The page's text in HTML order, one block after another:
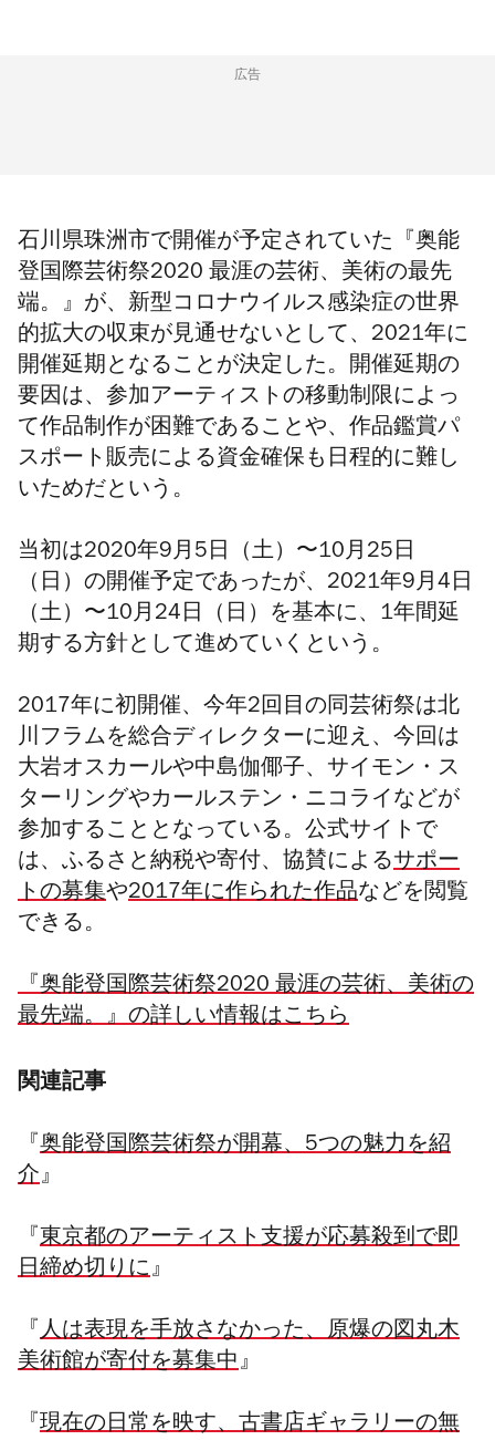
広告
石川県珠洲市で開催が予定されていた『奥能
登国際芸術祭2020 最涯の芸術、美術の最先
端。』が、新型コロナウイルス感染症の世界
的拡大の収束が見通せないとして、2021年に
開催延期となることが決定した。 開催延期の
要因は、参加アーティストの移動制限によっ
て作品制作が困難であることや、作品鑑賞パ
スポート販売による資金確保も日程的に難し
いためだという。
当初は2020年9月5日（土）〜10月25日
（日）の開催予定であったが、 2021年9月4日
（土）〜10月24日（日）を基本に、1年間延
期する方針として進めていくという。
2017年に初開催、今年2回目の同芸術祭は北
川フラムを総合ディレクターに迎え、 今回は
大岩オスカールや中島伽倻子、サイモン・ス
ターリングやカールステン・ニコライなどが
参加することとなっている。公式サイトで
は、ふるさと納税や寄付、協賛によるサポー
トの募集や2017年に作られた作品などを閲覧
できる。
『奥能登国際芸術祭2020 最涯の芸術、美術の
最先端。』の詳しい情報はこちら
関連記事
『 奥能登国際芸術祭が開幕、5つの魅力を紹
介』
『 東京都のアーティスト支援が応募殺到で即
日締め切りに』
『 人は表現を手放さなかった、原爆の図丸木
美術館が寄付を募集中』
『 現在の日常を映す、古書店ギャラリーの無